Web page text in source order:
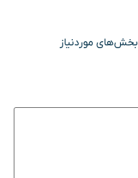
بخش‌های موردنیاز